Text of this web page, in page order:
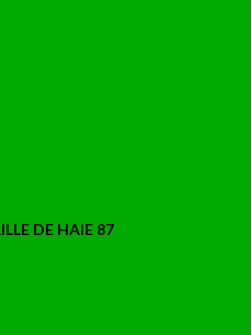
DE HAIE 87